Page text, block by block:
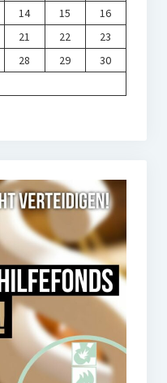
14 15
16
21 22
23
28 29
30